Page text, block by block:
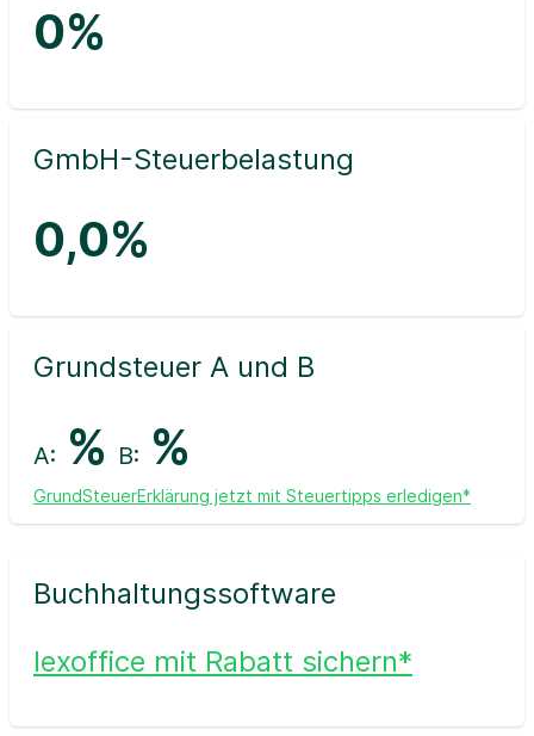
0%
GmbH-Steuerbelastung
0,0%
Grundsteuer A und B
A: % B: %
GrundSteuerErklärung jetzt mit Steuertipps erledigen*
Buchhaltungssoftware
lexoffice mit Rabatt sichern*